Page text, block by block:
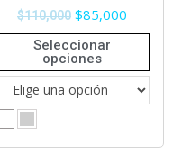
$110,000 $85,000
Seleccionar
opciones